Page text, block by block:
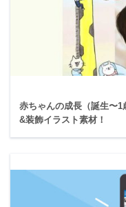
赤ちゃんの成長（誕生〜
&装飾イラスト素材！